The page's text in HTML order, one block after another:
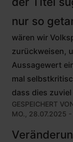
nur so
wären wir
zurückweisen,
Aussagewert
mal
dass dies
GESPEICHERT
MO., 28.07.2025 -